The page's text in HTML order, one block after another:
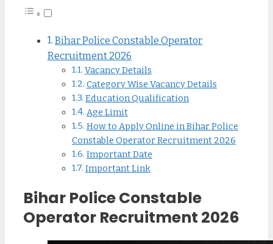
Bihar Police Constable Operator
Recruitment 2026
Vacancy Details
Category Wise Vacancy Details
Education Qualification
Age Limit
How to Apply Online in Bihar Police
Constable Operator Recruitment 2026
Important Date
Important Link
Bihar Police Constable
Operator Recruitment 2026